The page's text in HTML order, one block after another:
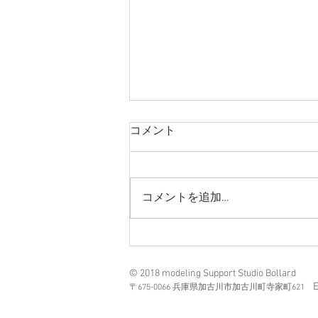
護衛艦むらさめー完成
コメント
コメントを追加…
© 2018 modeling Support Studio Bollard
〒675-0066 兵庫県加古川市加古川町寺家町621